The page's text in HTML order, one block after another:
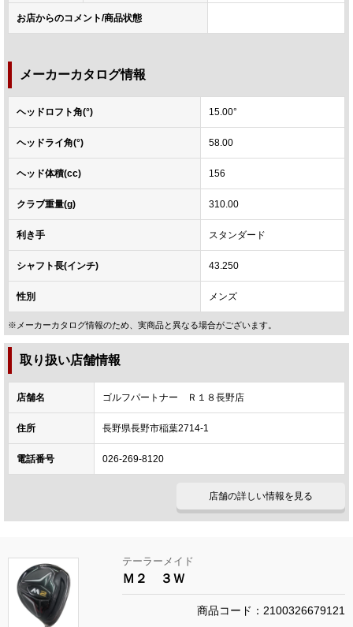
お店からのコメント/商品状態
メーカーカタログ情報
ヘッドロフト角(°) 15.00°
ヘッドライ角(°) 58.00
ヘッド体積(cc) 156
クラブ重量(g) 310.00
利き手 スタンダード
シャフト長(インチ) 43.250
性別 メンズ
※メーカーカタログ情報のため、実商品と異なる場合がございます。
取り扱い店舗情報
店舗名 ゴルフパートナー Ｒ１８長野店
住所 長野県長野市稲葉2714-1
電話番号 026-269-8120
店舗の詳しい情報を見る
テーラーメイド
Ｍ２ ３Ｗ
商品コード：2100326679121